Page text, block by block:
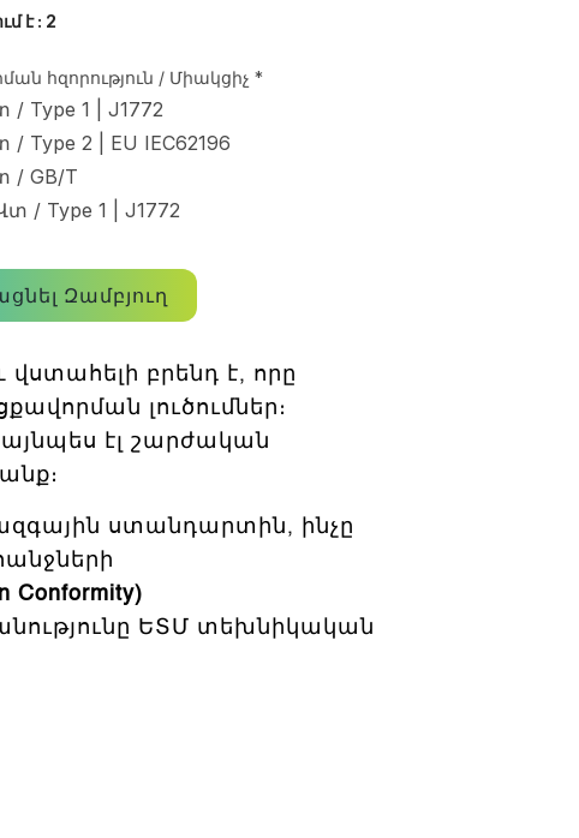
է: 2
հզորություն / Միակցիչ *
/ Type 1 | J1772
/ Type 2 | EU IEC62196
/ GB/T
/ Type 1 | J1772
Զամբյուղ
բրենդ է, որը
լուծումներ։
էլ շարժական
ստանդարտին, ինչը
Conformity)
ԵՏՄ տեխնիկական